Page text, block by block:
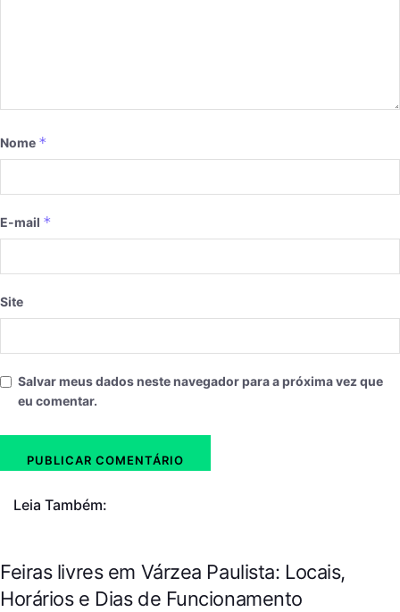
Nome *
E-mail *
Site
Salvar meus dados neste navegador para a próxima vez que
eu comentar.
Leia Também:
Feiras livres em Várzea Paulista: Locais,
Horários e Dias de Funcionamento